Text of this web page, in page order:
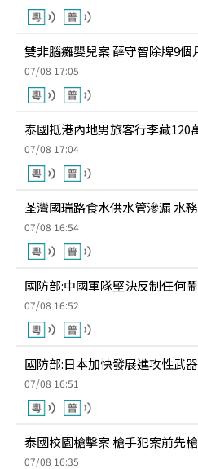
雙非腦癱嬰兒案 薛守智除牌9個
07/08 17:05
泰國抵港內地男旅客行李藏120
07/08 17:04
荃灣國瑞路食水供水管滲漏 水
07/08 16:54
國防部:中國軍隊堅決反制任何
07/08 16:52
國防部:日本加快發展進攻性武
07/08 16:51
泰國校園槍擊案 槍手犯案前先
07/08 16:35